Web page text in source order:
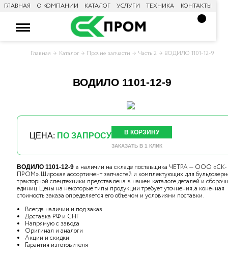
ГЛАВНАЯ О КОМПАНИИ КАТАЛОГ УСЛУГИ ТЕХНИКА КОНТАКТЫ
Главная Каталог Прочие запчасти Часть 2 ВОДИЛО 1101-12-9
ВОДИЛО 1101-12-9
ЦЕНА: ПО ЗАПРОСУ В КОРЗИНУ
ЗАКАЗАТЬ В 1 КЛИК
ВОДИЛО 1101-12-9в наличии на складе поставщика ЧЕТРА — ООО «СК-
ПРОМ». Широкая ассортимент запчастей и комплектующих для
тракторной спецтехники представлена в нашем каталоге деталей и
единиц. Цены на некоторые типы продукции требует уточнения, а конечная
стоимость заказа определяется его объемом и условиями поставки.
Всегда наличии и под заказ
Доставка РФ и СНГ
Напрямую с завода
Оригинал и аналоги
Акции и скидки
Гарантия изготовителя